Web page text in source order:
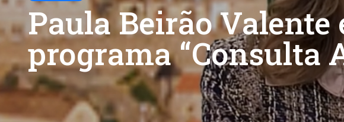
Paula Beirão
programa “Consulta